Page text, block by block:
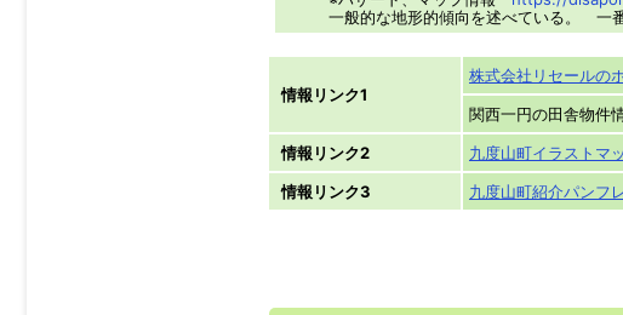
一般的な地形的傾向を述べている。 一
情報リンク1
株式会社リセールの
関西一円の田舎物件
情報リンク2
九度山町イラストマ
情報リンク3
九度山町紹介パンフ